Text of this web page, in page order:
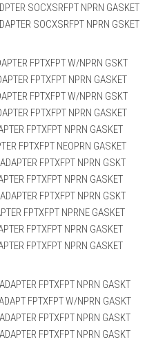
SOCXSRFPT NPRN GASKET
SOCXSRFPT NPRN GSKET
FPTXFPT W/NPRN GSKT
FPTXFPT NPRN GASKET
FPTXFPT W/NPRN GSKT
FPTXFPT NPRN GASKET
FPTXFPT NPRN GASKET
FPTXFPT NEOPRN GASKET
FPTXFPT NPRN GSKT
FPTXFPT NPRN GASKET
FPTXFPT NPRN GSKT
FPTXFPT NPRNE GASKET
FPTXFPT NPRN GASKET
FPTXFPT NPRN GASKET
FPTXFPT NPRN GASKT
FPTXFPT W/NPRN GASKT
FPTXFPT NPRN GASKT
FPTXFPT NPRN GASKT